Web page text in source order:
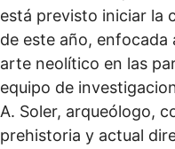
está previsto iniciar la
de este año, enfocada
arte neolítico en las
equipo de
A. Soler, arqueólogo,
prehistoria y actual